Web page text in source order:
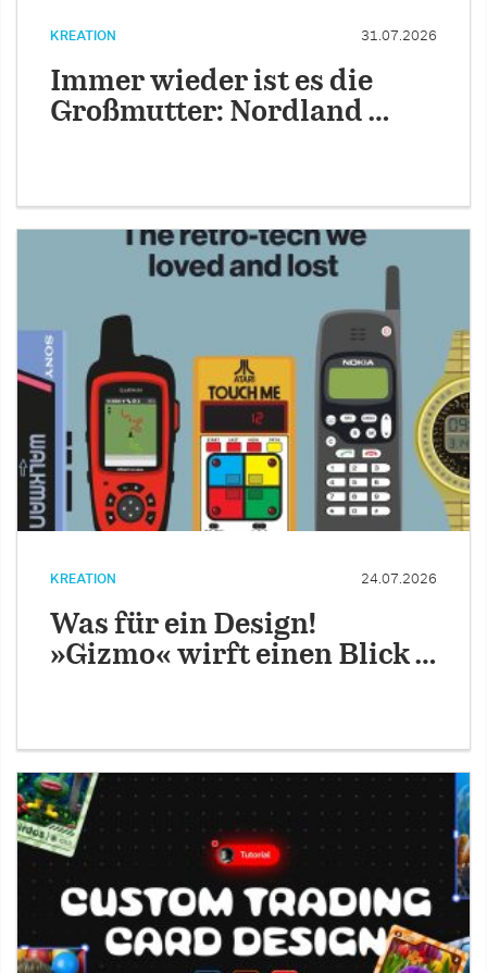
KREATION 31.07.2026
Immer wieder ist es die
Großmutter: Nordland …
KREATION 24.07.2026
Was für ein Design!
»Gizmo« wirft einen Blick …